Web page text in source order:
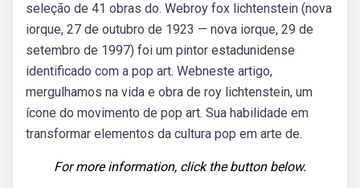
seleção de 41 obras do. Webroy fox lichtenstein (nova
iorque, 27 de outubro de 1923 — nova iorque, 29 de
setembro de 1997) foi um pintor estadunidense
identificado com a pop art. Webneste artigo,
mergulhamos na vida e obra de roy lichtenstein, um
ícone do movimento de pop art. Sua habilidade em
transformar elementos da cultura pop em arte de.
For more information, click the button below.